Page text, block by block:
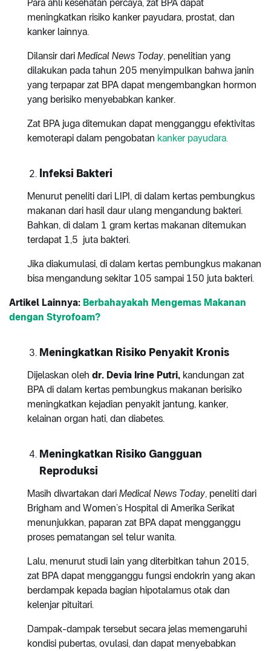
Para ahli kesehatan percaya, zat BPA dapat
meningkatkan risiko kanker payudara, prostat, dan
kanker lainnya.
Dilansir dari Medical News Today, penelitian yang
dilakukan pada tahun 205 menyimpulkan bahwa janin
yang terpapar zat BPA dapat mengembangkan hormon
yang berisiko menyebabkan kanker.
Zat BPA juga ditemukan dapat mengganggu efektivitas
kemoterapi dalam pengobatan kanker payudara.
Infeksi Bakteri
Menurut peneliti dari LIPI, di dalam kertas pembungkus
makanan dari hasil daur ulang mengandung bakteri.
Bahkan, di dalam 1 gram kertas makanan ditemukan
terdapat 1,5 juta bakteri.
Jika diakumulasi, di dalam kertas pembungkus makanan
bisa mengandung sekitar 105 sampai 150 juta bakteri.
Artikel Lainnya: Berbahayakah Mengemas Makanan
dengan Styrofoam?
Meningkatkan Risiko Penyakit Kronis
Dijelaskan oleh dr. Devia Irine Putri, kandungan zat
BPA di dalam kertas pembungkus makanan berisiko
meningkatkan kejadian penyakit jantung, kanker,
kelainan organ hati, dan diabetes.
Meningkatkan Risiko Gangguan
Reproduksi
Masih diwartakan dari Medical News Today, peneliti dari
Brigham and Women’s Hospital di Amerika Serikat
menunjukkan, paparan zat BPA dapat mengganggu
proses pematangan sel telur wanita.
Lalu, menurut studi lain yang diterbitkan tahun 2015,
zat BPA dapat mengganggu fungsi endokrin yang akan
berdampak kepada bagian hipotalamus otak dan
kelenjar pituitari.
Dampak-dampak tersebut secara jelas memengaruhi
kondisi pubertas, ovulasi, dan dapat menyebabkan